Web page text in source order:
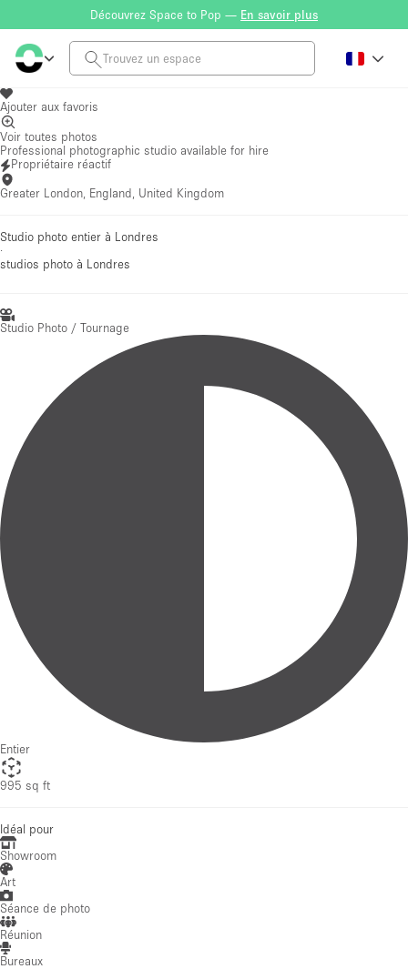
Découvrez Space to Pop — En savoir plus
Ajouter aux favoris
Voir toutes photos
Professional photographic studio available for hire
Propriétaire réactif
Greater London, England, United Kingdom
Studio photo entier à Londres
·
studios photo à Londres
Studio Photo / Tournage
Entier
995 sq ft
Idéal pour
Showroom
Art
Séance de photo
Réunion
Bureaux